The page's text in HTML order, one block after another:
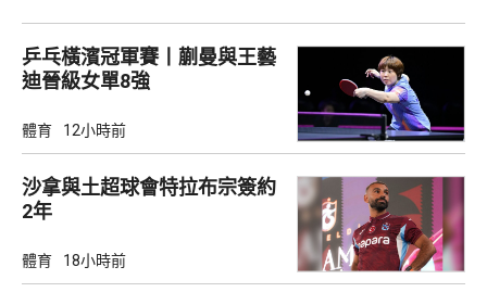
乒乓橫濱冠軍賽丨蒯曼與王藝
迪晉級女單8強
體育 12小時前
沙拿與土超球會特拉布宗簽約
2年
體育 18小時前